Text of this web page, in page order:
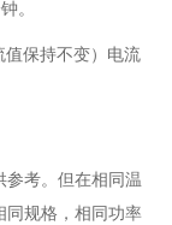
。
值保持不变）电流
参考。但在相同温
同规格，相同功率